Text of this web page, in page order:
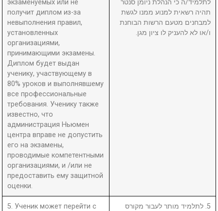
экзаменуемых или не
получит диплом из-за
невыполнения правил,
установленных
организациями,
принимающими экзамены.
Диплом будет выдан
ученику, участвующему в
80% уроков и выполнявшему
все профессиональные
требования. Ученику также
известно, что
администрация Ньюмен
центра вправе не допустить
его на экзамены,
проводимые компетентными
организациями, и /или не
предоставить ему защитной
оценки.
לתלמיד/ה כי הנהלת ניומן סנטר
תהיה רשאית למנוע ממנו לגשת
למבחנים מטעם הרשות הבוחנת
ו/או לא להעניק לו ציון מגן.
5. Ученик может перейти с
5. לתלמיד מותר לעבור מקורס